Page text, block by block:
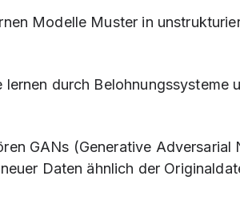
Modelle Muster in
lernen durch Belohnungssysteme
GANs (Generative Adversarial
Daten ähnlich der